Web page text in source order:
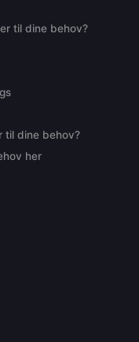
til dine behov?
til dine behov?
her